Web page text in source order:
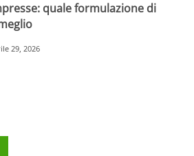
quale formulazione di
29, 2026